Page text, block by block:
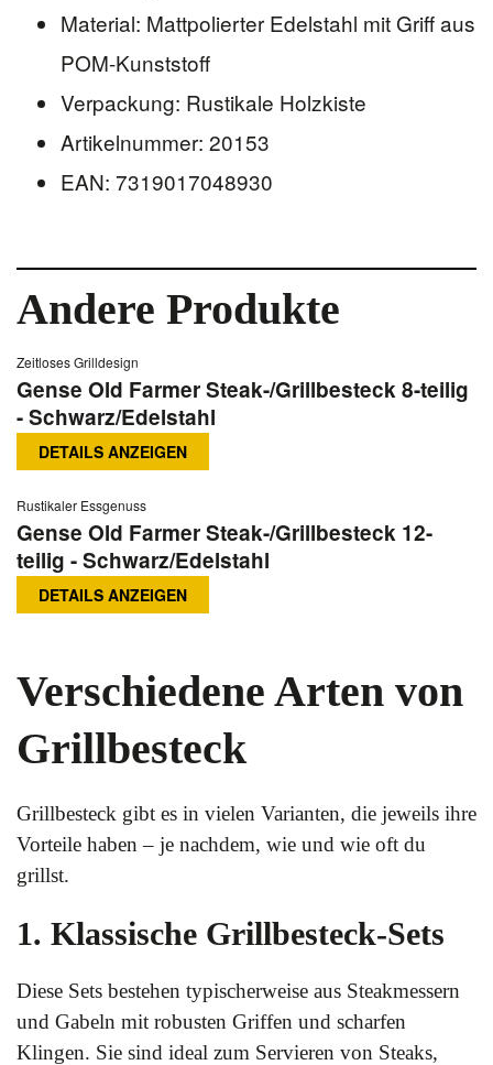
Material: Mattpolierter Edelstahl mit Griff aus
POM-Kunststoff
Verpackung: Rustikale Holzkiste
Artikelnummer: 20153
EAN: 7319017048930
Andere Produkte
Zeitloses Grilldesign
Gense Old Farmer Steak-/Grillbesteck 8-teilig
- Schwarz/Edelstahl
DETAILS ANZEIGEN
Rustikaler Essgenuss
Gense Old Farmer Steak-/Grillbesteck 12-
teilig - Schwarz/Edelstahl
DETAILS ANZEIGEN
Verschiedene Arten von
Grillbesteck
Grillbesteck gibt es in vielen Varianten, die jeweils ihre
Vorteile haben – je nachdem, wie und wie oft du
grillst.
1. Klassische Grillbesteck-Sets
Diese Sets bestehen typischerweise aus Steakmessern
und Gabeln mit robusten Griffen und scharfen
Klingen. Sie sind ideal zum Servieren von Steaks,